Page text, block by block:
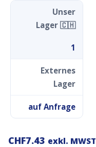
Unser
Lager 🇨🇭
1
Externes
Lager
auf Anfrage
CHF7.43 exkl. MWST